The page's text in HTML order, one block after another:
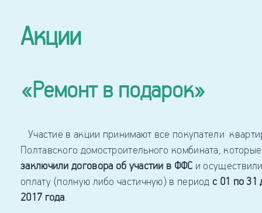
Акции
«Ремонт в подарок»
Участие в акции принимают все покупатели
Полтавского домостроительного комбината, которые
заключили договора об участии в ФФС и
оплату (полную либо частичную) в период с 01 по 31
2017 года.